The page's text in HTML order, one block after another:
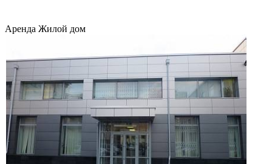
Аренда Жилой дом